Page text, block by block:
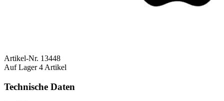
Artikel-Nr. 13448
Auf Lager 4 Artikel
Technische Daten